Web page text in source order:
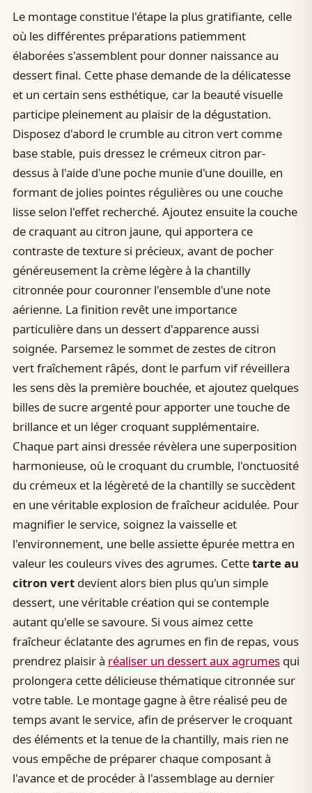
Le montage constitue l'étape la plus gratifiante, celle
où les différentes préparations patiemment
élaborées s'assemblent pour donner naissance au
dessert final. Cette phase demande de la délicatesse
et un certain sens esthétique, car la beauté visuelle
participe pleinement au plaisir de la dégustation.
Disposez d'abord le crumble au citron vert comme
base stable, puis dressez le crémeux citron par-
dessus à l'aide d'une poche munie d'une douille, en
formant de jolies pointes régulières ou une couche
lisse selon l'effet recherché. Ajoutez ensuite la couche
de craquant au citron jaune, qui apportera ce
contraste de texture si précieux, avant de pocher
généreusement la crème légère à la chantilly
citronnée pour couronner l'ensemble d'une note
aérienne. La finition revêt une importance
particulière dans un dessert d'apparence aussi
soignée. Parsemez le sommet de zestes de citron
vert fraîchement râpés, dont le parfum vif réveillera
les sens dès la première bouchée, et ajoutez quelques
billes de sucre argenté pour apporter une touche de
brillance et un léger croquant supplémentaire.
Chaque part ainsi dressée révèlera une superposition
harmonieuse, où le croquant du crumble, l'onctuosité
du crémeux et la légèreté de la chantilly se succèdent
en une véritable explosion de fraîcheur acidulée. Pour
magnifier le service, soignez la vaisselle et
l'environnement, une belle assiette épurée mettra en
valeur les couleurs vives des agrumes. Cettetarte au
citron vertdevient alors bien plus qu'un simple
dessert, une véritable création qui se contemple
autant qu'elle se savoure. Si vous aimez cette
fraîcheur éclatante des agrumes en fin de repas, vous
prendrez plaisir à réaliser un dessert aux agrumesqui
prolongera cette délicieuse thématique citronnée sur
votre table. Le montage gagne à être réalisé peu de
temps avant le service, afin de préserver le croquant
des éléments et la tenue de la chantilly, mais rien ne
vous empêche de préparer chaque composant à
l'avance et de procéder à l'assemblage au dernier